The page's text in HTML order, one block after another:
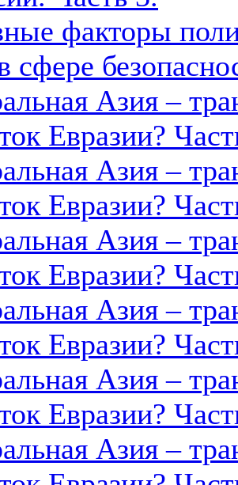
факторы
сфере
Азия –
Евразии?
Азия –
Евразии?
Азия –
Евразии?
Азия –
Евразии?
Азия –
Евразии?
Азия –